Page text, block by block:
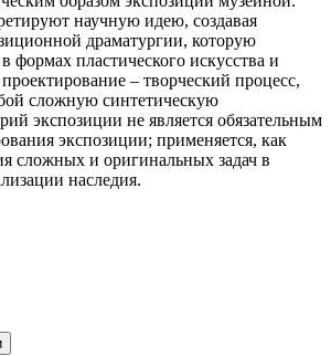
научную идею, создавая
драматургии, которую
формах пластического искусства и
– творческий процесс,
сложную синтетическую
экспозиции не является обязательным
экспозиции; применяется, как
сложных и оригинальных задач в
наследия.